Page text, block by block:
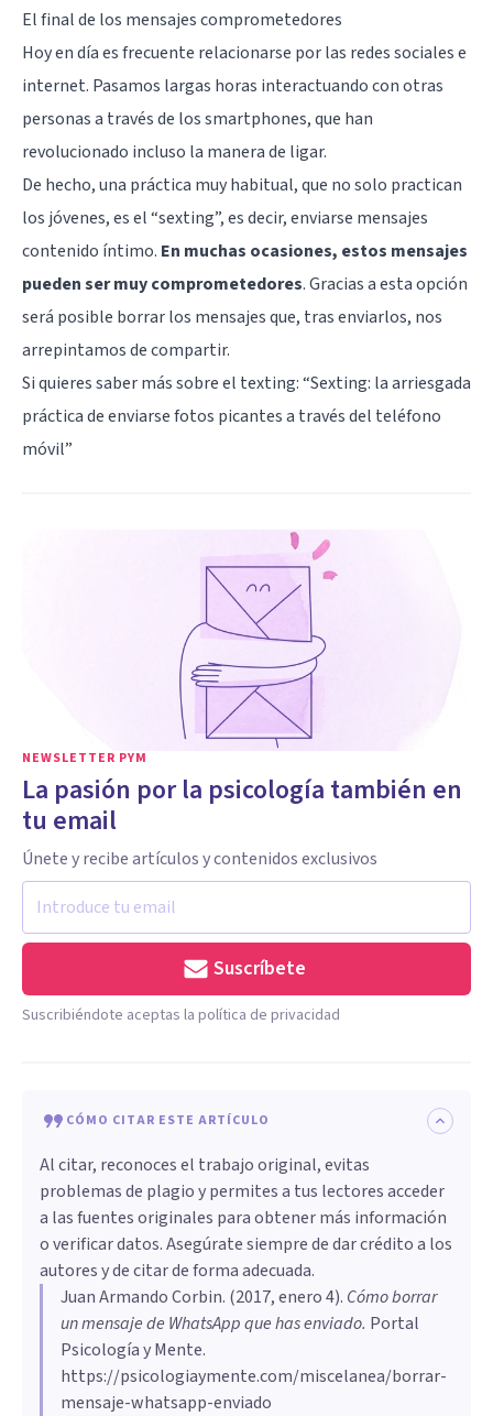
El final de los mensajes comprometedores
Hoy en día es frecuente relacionarse por las redes sociales e
internet. Pasamos largas horas interactuando con otras
personas a través de los smartphones, que han
revolucionado incluso la manera de ligar.
De hecho, una práctica muy habitual, que no solo practican
los jóvenes, es el “sexting”, es decir, enviarse mensajes
contenido íntimo. En muchas ocasiones, estos mensajes
pueden ser muy comprometedores. Gracias a esta opción
será posible borrar los mensajes que, tras enviarlos, nos
arrepintamos de compartir.
Si quieres saber más sobre el texting: “Sexting: la arriesgada
práctica de enviarse fotos picantes a través del teléfono
móvil”
NEWSLETTER PYM
La pasión por la psicología también en
tu email
Únete y recibe artículos y contenidos exclusivos
Suscríbete
Suscribiéndote aceptas la política de privacidad
CÓMO CITAR ESTE ARTÍCULO
Al citar, reconoces el trabajo original, evitas
problemas de plagio y permites a tus lectores acceder
a las fuentes originales para obtener más información
o verificar datos. Asegúrate siempre de dar crédito a los
autores y de citar de forma adecuada.
Juan Armando Corbin. (2017, enero 4). Cómo borrar
un mensaje de WhatsApp que has enviado. Portal
Psicología y Mente.
https://psicologiaymente.com/miscelanea/borrar-
mensaje-whatsapp-enviado